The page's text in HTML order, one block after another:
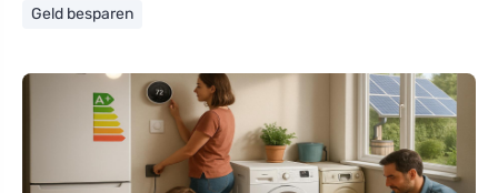
Geld besparen